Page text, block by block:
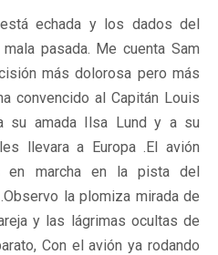
echada y los dados del
pasada. Me cuenta Sam
más dolorosa pero más
convencido al Capitán Louis
su amada Ilsa Lund y a su
llevara a Europa .El avión
en marcha en la pista del
la plomiza mirada de
y las lágrimas ocultas de
Con el avión ya rodando